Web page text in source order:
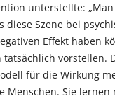
unterstellte:
diese Szene bei
Effekt haben
tatsächlich vorstellen.
für die Wirkung
Menschen. Sie lernen